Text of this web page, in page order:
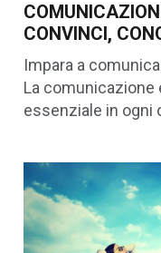
CONVINCI,
Impara a
La comunicazione
essenziale in ogni